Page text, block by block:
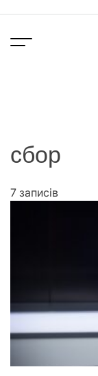
вмісту
сбор
7 записів